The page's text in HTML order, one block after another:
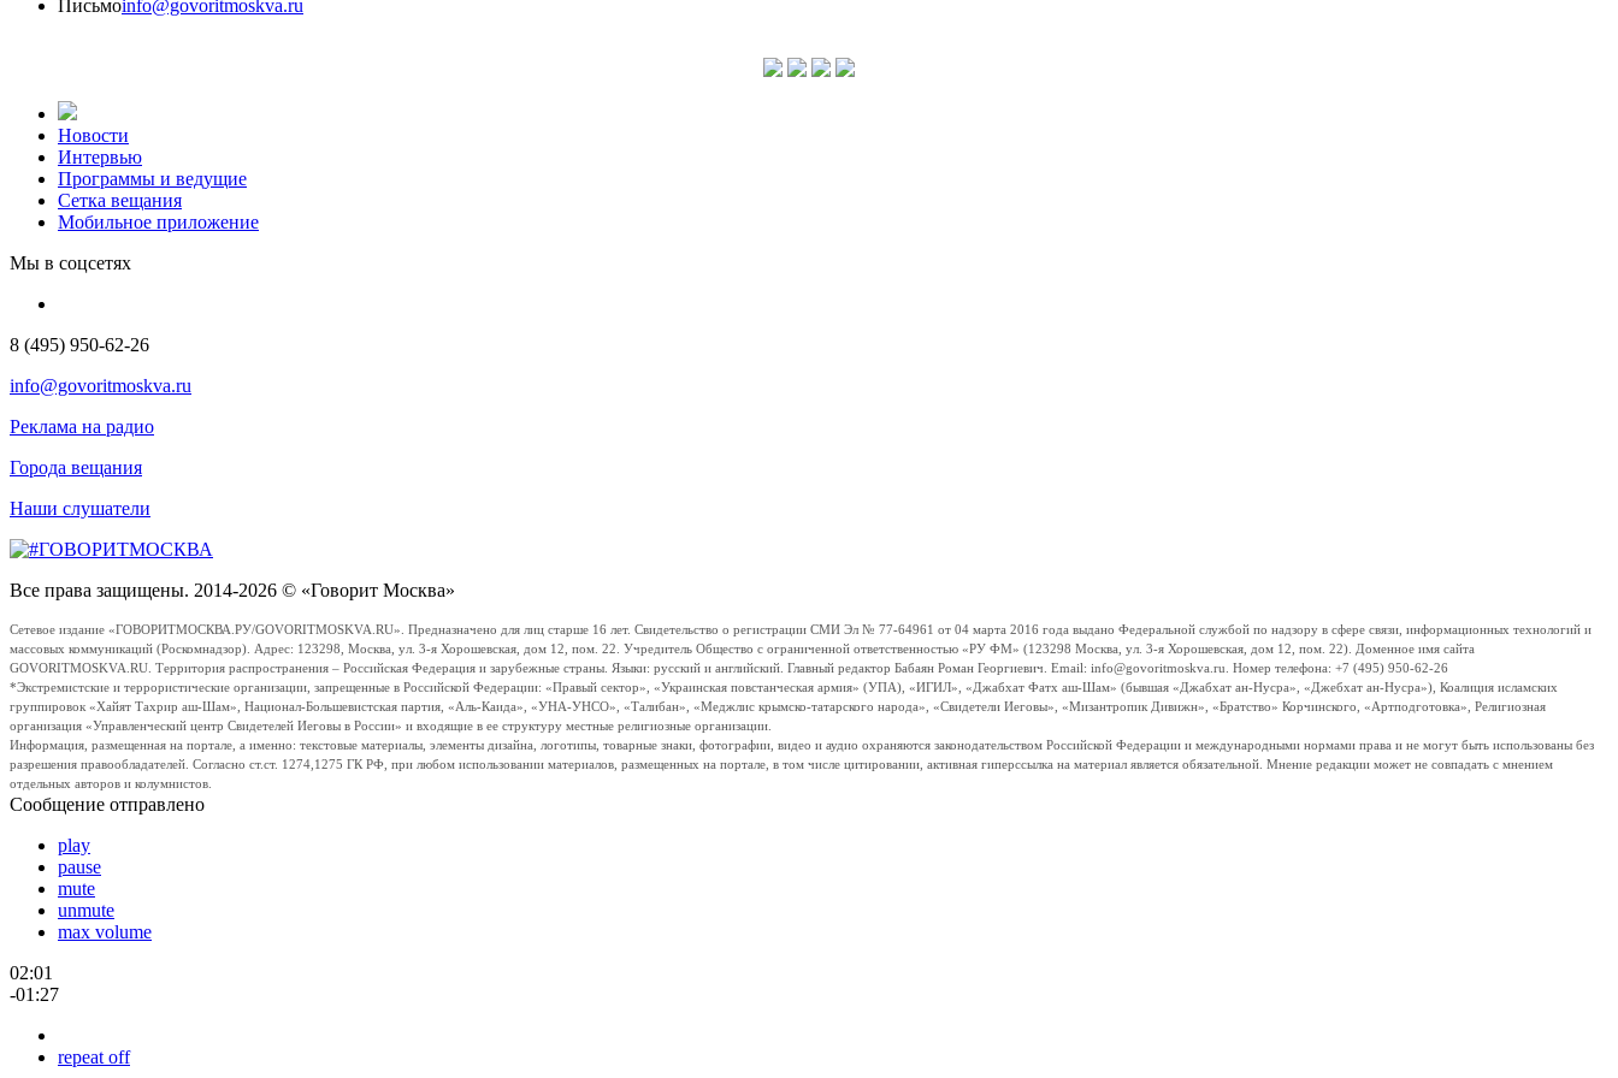
Письмоinfo@govoritmoskva.ru
Новости
Интервью
Программы и ведущие
Сетка вещания
Мобильное приложение
Мы в соцсетях
8 (495) 950-62-26
info@govoritmoskva.ru
Реклама на радио
Города вещания
Наши слушатели
Все права защищены. 2014-2026 © «Говорит Москва»
Сетевое издание «ГОВОРИТМОСКВА.РУ/GOVORITMOSKVA.RU». Предназначено для лиц старше 16 лет. Свидетельство о регистрации СМИ Эл № 77-64961 от 04 марта 2016 года выдано Федеральной службой по надзору в сфере связи, информационных технологий и
массовых коммуникаций (Роскомнадзор). Адрес: 123298, Москва, ул. 3-я Хорошевская, дом 12, пом. 22. Учредитель Общество с ограниченной ответственностью «РУ ФМ» (123298 Москва, ул. 3-я Хорошевская, дом 12, пом. 22). Доменное имя сайта
GOVORITMOSKVA.RU. Территория распространения – Российская Федерация и зарубежные страны. Языки: русский и английский. Главный редактор Бабаян Роман Георгиевич. Email: info@govoritmoskva.ru. Номер телефона: +7 (495) 950-62-26
*Экстремистские и террористические организации, запрещенные в Российской Федерации: «Правый сектор», «Украинская повстанческая армия» (УПА), «ИГИЛ», «Джабхат Фатх аш-Шам» (бывшая «Джабхат ан-Нусра», «Джебхат ан-Нусра»), Коалиция исламских
группировок «Хайят Тахрир аш-Шам», Национал-Большевистская партия, «Аль-Каида», «УНА-УНСО», «Талибан», «Меджлис крымско-татарского народа», «Свидетели Иеговы», «Мизантропик Дивижн», «Братство» Корчинского, «Артподготовка», Религиозная
организация «Управленческий центр Свидетелей Иеговы в России» и входящие в ее структуру местные религиозные организации.
Информация, размещенная на портале, а именно: текстовые материалы, элементы дизайна, логотипы, товарные знаки, фотографии, видео и аудио охраняются законодательством Российской Федерации и международными нормами права и не могут быть использованы без
разрешения правообладателей. Согласно ст.ст. 1274,1275 ГК РФ, при любом использовании материалов, размещенных на портале, в том числе цитировании, активная гиперссылка на материал является обязательной. Мнение редакции может не совпадать с мнением
отдельных авторов и колумнистов.
Сообщение отправлено
play
pause
mute
unmute
max volume
02:01
-01:27
repeat off